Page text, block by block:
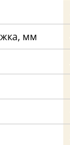
мм